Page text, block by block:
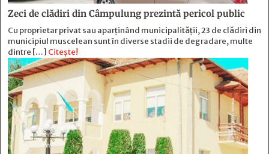
Zeci de clădiri din Câmpulung prezintă pericol public
Cu proprietar privat sau aparținând municipalității, 23 de clădiri din
municipiul muscelean sunt în diverse stadii de degradare, multe
dintre […] Citește!